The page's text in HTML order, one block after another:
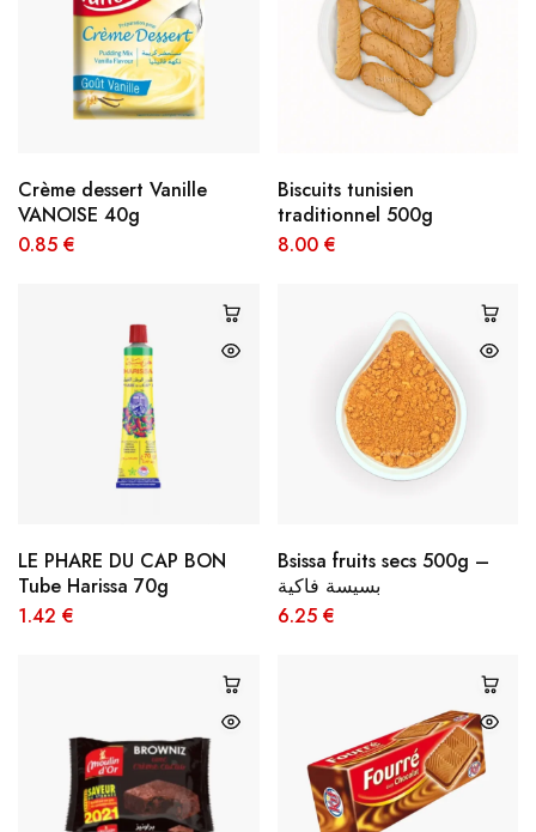
Crème dessert Vanille
VANOISE 40g
0.85 €
Biscuits tunisien
traditionnel 500g
8.00 €
LE PHARE DU CAP BON
Tube Harissa 70g
1.42 €
Bsissa fruits secs 500g –
بسيسة فاكية
6.25 €